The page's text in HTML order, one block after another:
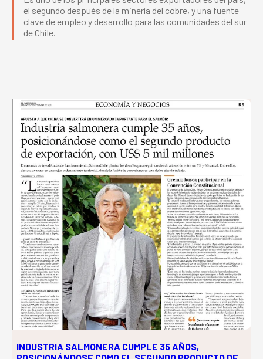
el segundo después de la minería del cobre, y una fuente
clave de empleo y desarrollo para las comunidades del sur
de Chile.
INDUSTRIA SALMONERA CUMPLE 35 AÑOS,